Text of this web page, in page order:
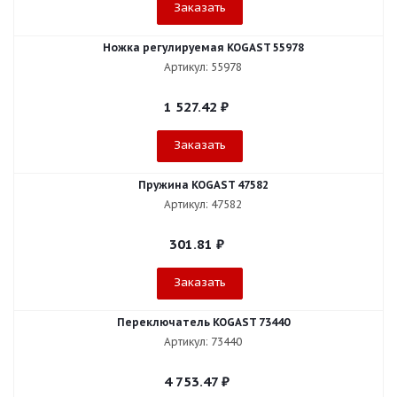
Заказать
Ножка регулируемая KOGAST 55978
Артикул: 55978
1 527.42 ₽
Заказать
Пружина KOGAST 47582
Артикул: 47582
301.81 ₽
Заказать
Переключатель KOGAST 73440
Артикул: 73440
4 753.47₽